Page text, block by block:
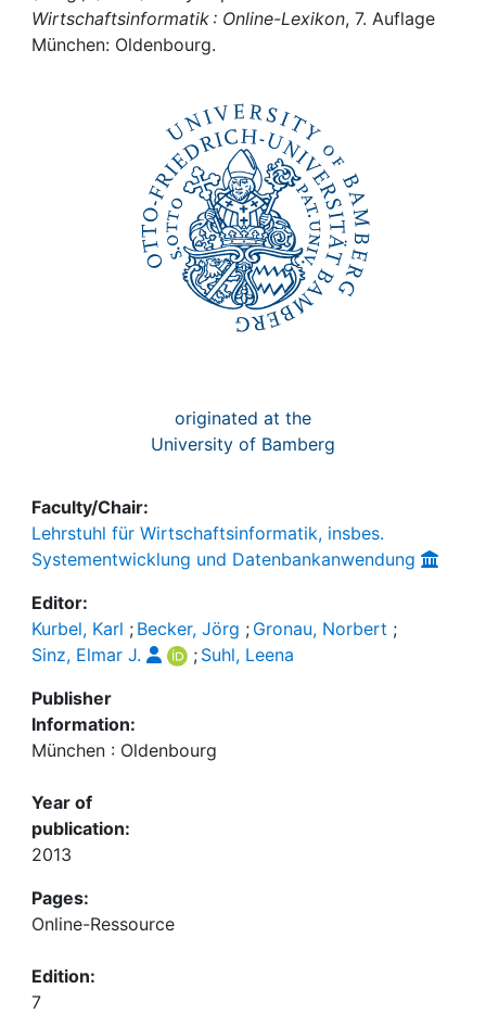
My FIS
Wirtschaftsinformatik : Online-Lexikon, 7. Auflage
München: Oldenbourg.
originated at the
University of Bamberg
Faculty/Chair:
Lehrstuhl für Wirtschaftsinformatik, insbes.
Systementwicklung und Datenbankanwendung
Editor:
Kurbel, Karl ; Becker, Jörg ; Gronau, Norbert ;
Sinz, Elmar J.
; Suhl, Leena
Publisher
Information:
München : Oldenbourg
Year of
publication:
2013
Pages:
Online-Ressource
Edition:
7